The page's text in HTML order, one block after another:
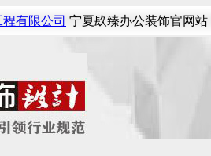
有限公司 宁夏镹臻办公装饰官网站